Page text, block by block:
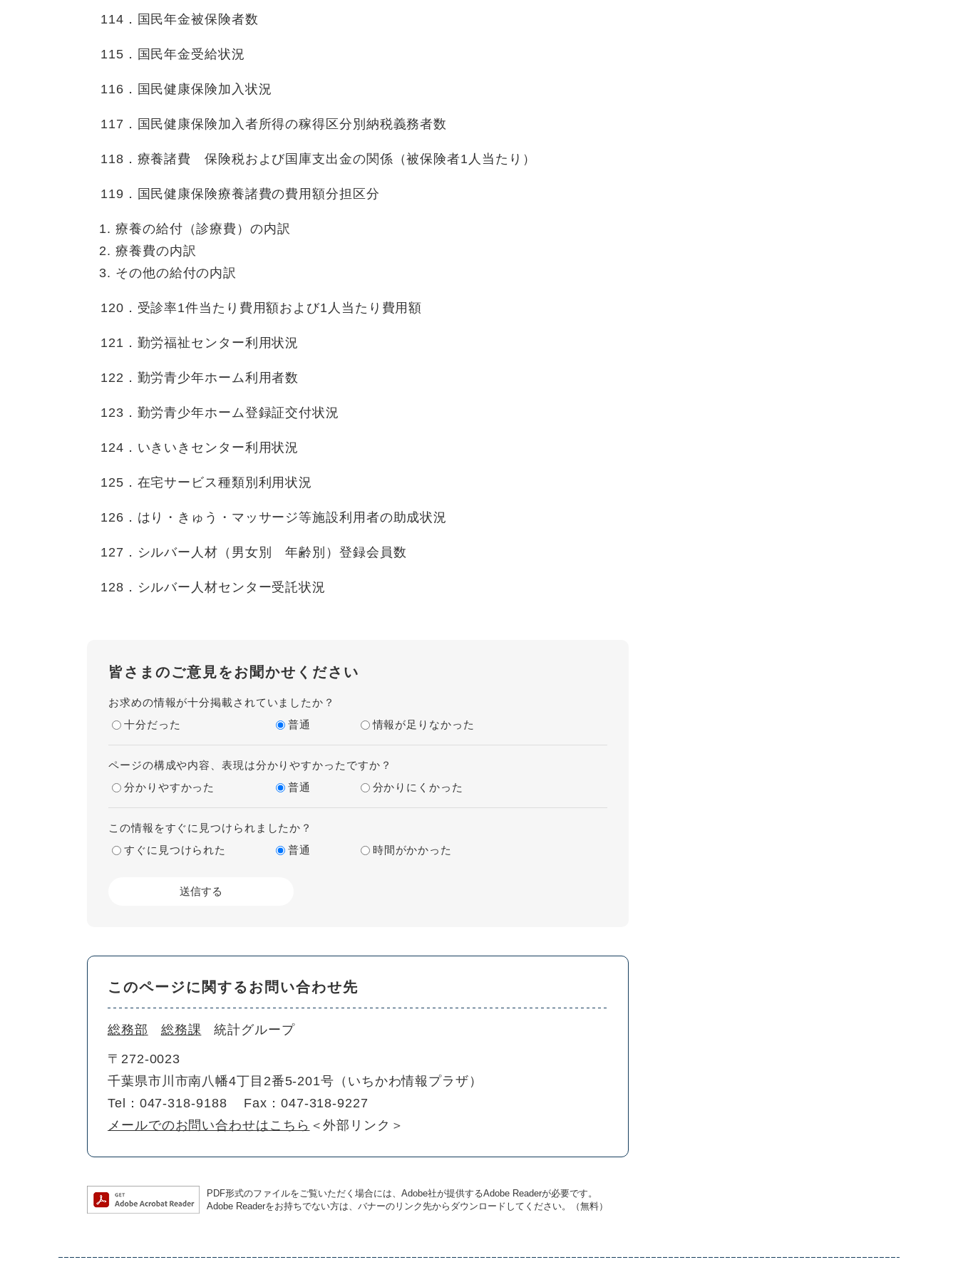
114．国民年金被保険者数
115．国民年金受給状況
116．国民健康保険加入状況
117．国民健康保険加入者所得の稼得区分別納税義務者数
118．療養諸費 保険税および国庫支出金の関係（被保険者1人当たり）
119．国民健康保険療養諸費の費用額分担区分
療養の給付（診療費）の内訳
療養費の内訳
その他の給付の内訳
120．受診率1件当たり費用額および1人当たり費用額
121．勤労福祉センター利用状況
122．勤労青少年ホーム利用者数
123．勤労青少年ホーム登録証交付状況
124．いきいきセンター利用状況
125．在宅サービス種類別利用状況
126．はり・きゅう・マッサージ等施設利用者の助成状況
127．シルバー人材（男女別 年齢別）登録会員数
128．シルバー人材センター受託状況
皆さまのご意見をお聞かせください
お求めの情報が十分掲載されていましたか？
十分だった
普通 情報が足りなかった
ページの構成や内容、表現は分かりやすかったですか？
分かりやすかった
普通 分かりにくかった
この情報をすぐに見つけられましたか？
すぐに見つけられた
普通 時間がかかった
このページに関するお問い合わせ先
総務部 総務課 統計グループ
〒272-0023
千葉県市川市南八幡4丁目2番5-201号（いちかわ情報プラザ）
Tel：047-318-9188
Fax：047-318-9227
メールでのお問い合わせはこちら ＜外部リンク＞
PDF形式のファイルをご覧いただく場合には、Adobe社が提供するAdobe Readerが必要です。
Adobe Readerをお持ちでない方は、バナーのリンク先からダウンロードしてください。（無料）